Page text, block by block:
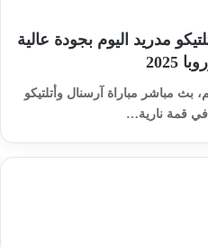
مدريد اليوم بجودة عالية
بث مباشر مباراة آرسنال وأتلتيكو